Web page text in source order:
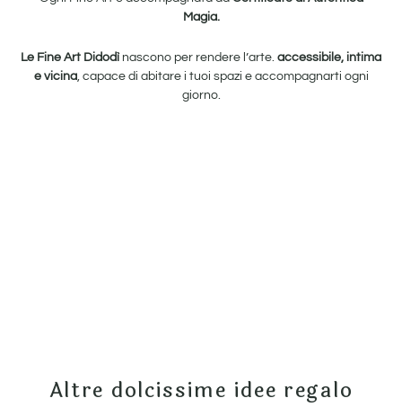
Magia.
Le Fine Art Didodìnascono per rendere l’arte. accessibile, intima
e vicina, capace di abitare i tuoi spazi e accompagnarti ogni
giorno.
Altre dolcissime idee regalo